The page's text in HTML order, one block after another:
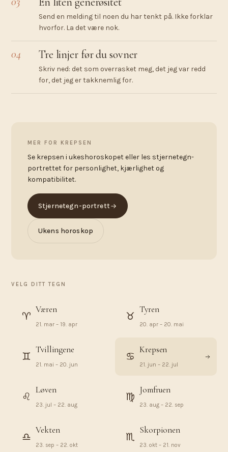
VELG DITT TEGN
♈︎
Væren
21. mar – 19. apr
♉︎
Tyren
20. apr – 20. mai
♊︎
Tvillingene
21. mai – 20. jun
♋︎
Krepsen
21. jun – 22. jul
♌︎
Løven
23. jul – 22. aug
♍︎
Jomfruen
23. aug – 22. sep
♎︎
Vekten
23. sep – 22. okt
♏︎
Skorpionen
23. okt – 21. nov
Send en melding til noen du har tenkt på. Ikke forklar
hvorfor. La det være nok.
04 Tre linjer før du sovner
Skriv ned: det som overrasket meg, det jeg var redd
for, det jeg er takknemlig for.
MER FOR KREPSEN
Se krepsen i ukeshoroskopet eller les stjernetegn-
portrettet for personlighet, kjærlighet og
kompatibilitet.
Stjernetegn-portrett
Ukens horoskop